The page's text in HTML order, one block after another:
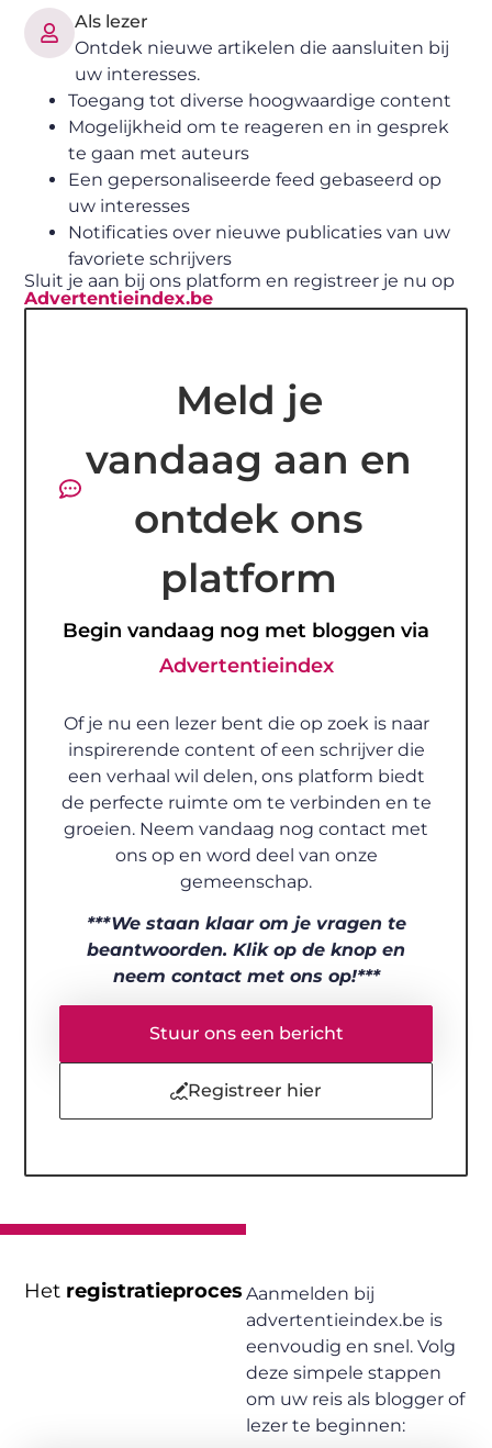
Als lezer
Ontdek nieuwe artikelen die aansluiten bij
uw interesses.
Toegang tot diverse hoogwaardige content
Mogelijkheid om te reageren en in gesprek
te gaan met auteurs
Een gepersonaliseerde feed gebaseerd op
uw interesses
Notificaties over nieuwe publicaties van uw
favoriete schrijvers
Sluit je aan bij ons platform en registreer je nu op
Advertentieindex.be
Meld je
vandaag aan en
ontdek ons
platform
Begin vandaag nog met bloggen via
Advertentieindex
Of je nu een lezer bent die op zoek is naar
inspirerende content of een schrijver die
een verhaal wil delen, ons platform biedt
de perfecte ruimte om te verbinden en te
groeien. Neem vandaag nog contact met
ons op en word deel van onze
gemeenschap.
***We staan klaar om je vragen te
beantwoorden. Klik op de knop en
neem contact met ons op!***
Stuur ons een bericht
Registreer hier
Het registratieproces Aanmelden bij
advertentieindex.be is
eenvoudig en snel. Volg
deze simpele stappen
om uw reis als blogger of
lezer te beginnen: